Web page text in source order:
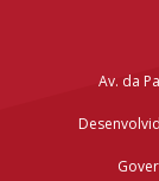
Av. da